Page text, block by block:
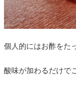
個人的にはお酢をた
酸味が加わるだけで